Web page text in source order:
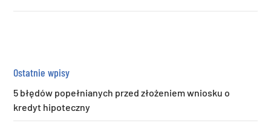
Ostatnie wpisy
5 błędów popełnianych przed złożeniem wniosku o
kredyt hipoteczny